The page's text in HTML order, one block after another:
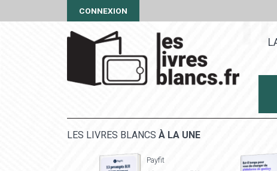
CONNEXION
LES LIVRES BLANCS À LA UNE
Payfit